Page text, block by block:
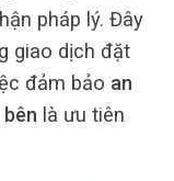
pháp lý. Đây
giao dịch đặt
đảm bảo an
là ưu tiên